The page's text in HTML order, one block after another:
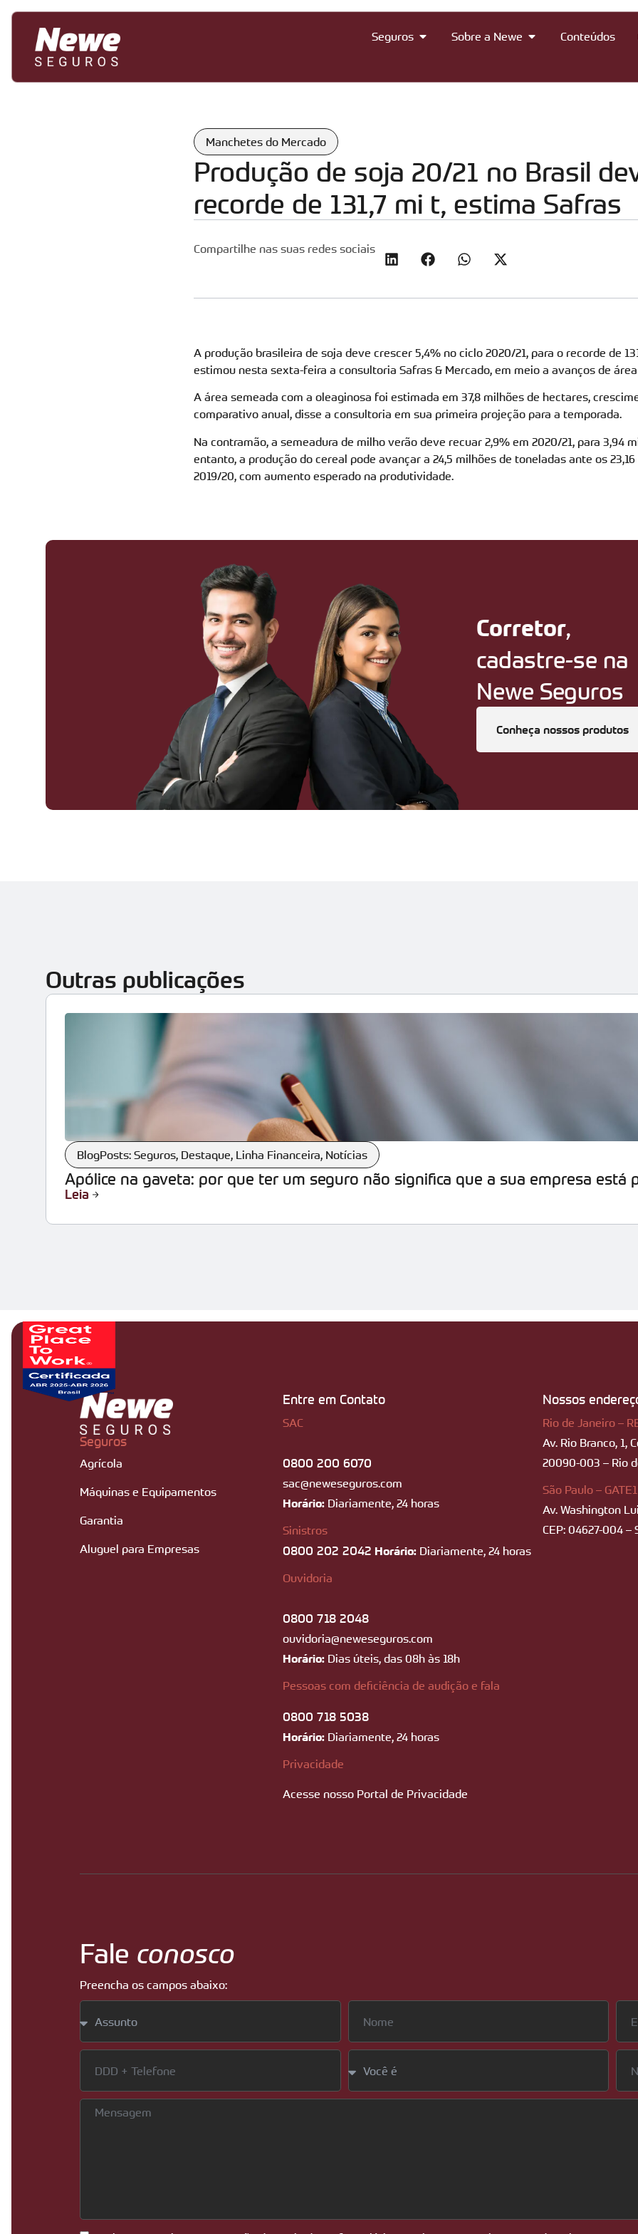
Seguros Sobre a Newe Conteúdos
Manchetes do Mercado
Produção de soja 20/21 no Brasil
recorde de 131,7 mi t, estima Safras
Compartilhe nas suas redes sociais
A produção brasileira de soja deve crescer 5,4% no ciclo 2020/21, para o recorde de
estimou nesta sexta-feira a consultoria Safras & Mercado, em meio a avanços de
A área semeada com a oleaginosa foi estimada em 37,8 milhões de hectares,
comparativo anual, disse a consultoria em sua primeira projeção para a temporada.
Na contramão, a semeadura de milho verão deve recuar 2,9% em 2020/21, para 3,94
entanto, a produção do cereal pode avançar a 24,5 milhões de toneladas ante os
2019/20, com aumento esperado na produtividade.
Corretor,
cadastre-se na
Newe Seguros
Conheça nossos produtos
Outras publicações
BlogPosts: Seguros, Destaque, Linha Financeira, Notícias
Apólice na gaveta: por que ter um seguro não significa que a sua empresa está
Leia
Seguros
Agrícola
Máquinas e Equipamentos
Garantia
Aluguel para Empresas
Entre em Contato
SAC
0800 200 6070
sac@neweseguros.com
Horário: Diariamente, 24 horas
Sinistros
0800 202 2042 Horário: Diariamente, 24 horas
Ouvidoria
0800 718 2048
ouvidoria@neweseguros.com
Horário: Dias úteis, das 08h às 18h
Pessoas com deficiência de audição e fala
0800 718 5038
Horário: Diariamente, 24 horas
Privacidade
Acesse nosso Portal de Privacidade
Nossos
Rio de Janeiro –
Av. Rio Branco, 1,
20090-003 – Rio
São Paulo – GATE1
Av. Washington
CEP: 04627-004 –
Fale conosco
Preencha os campos abaixo: